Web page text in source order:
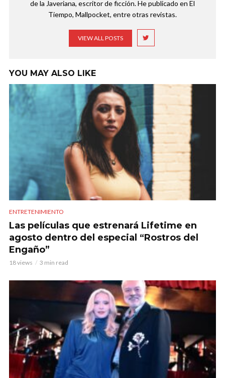
de la Javeriana, escritor de ficción. He publicado en El
Tiempo, Mallpocket, entre otras revistas.
VIEW ALL POSTS
YOU MAY ALSO LIKE
ENTRETENIMIENTO
Las películas que estrenará Lifetime en
agosto dentro del especial “Rostros del
Engaño”
18 views 3 min read